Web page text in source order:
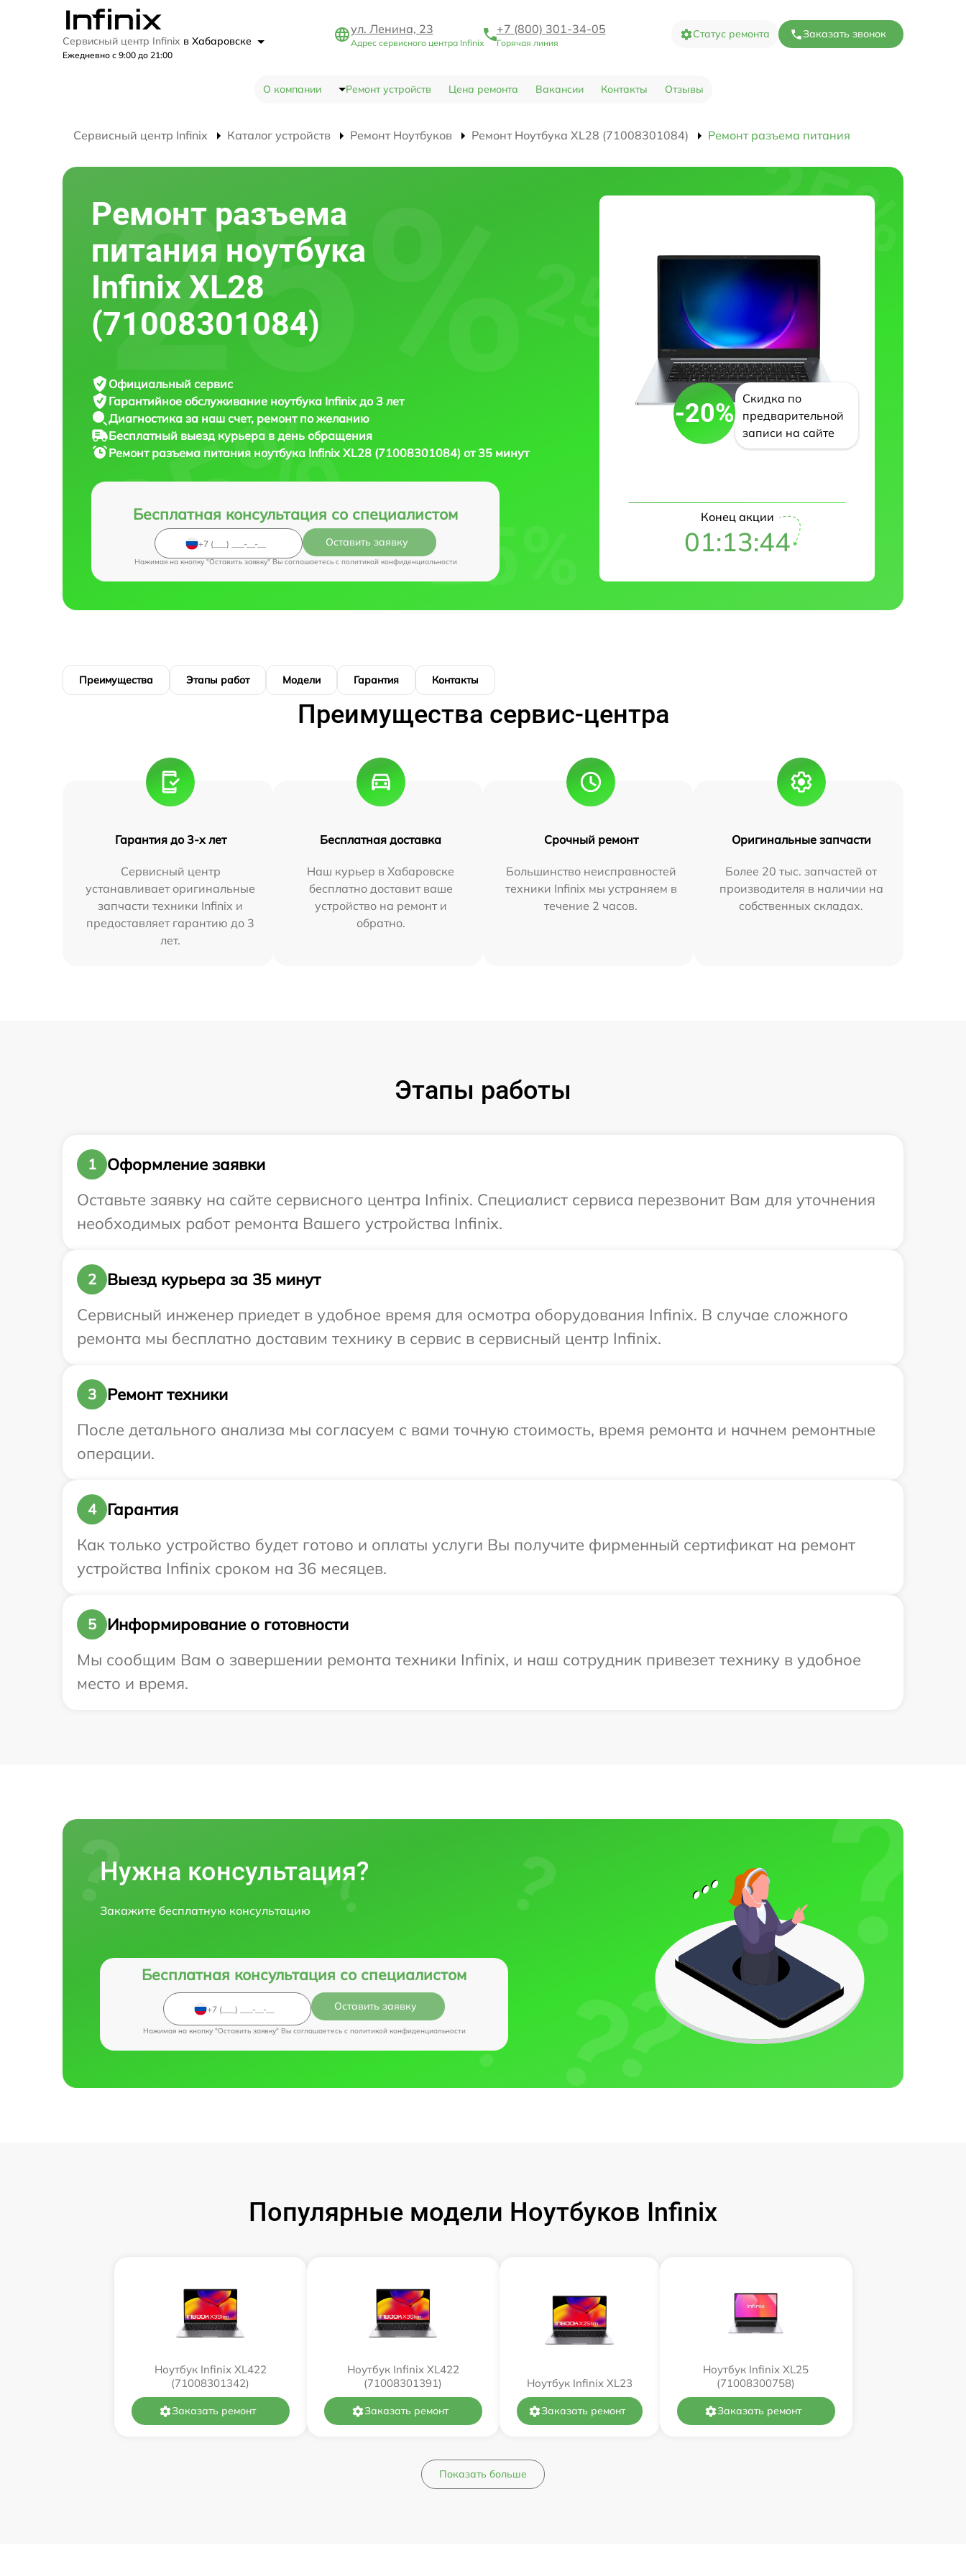
Сервисный центр Infinix в Хабаровске
Ежедневно с 9:00 до 21:00
ул. Ленина, 23
Адрес сервисного центра Infinix
+7 (800) 301-34-05
Горячая линия
Статус ремонта Заказать звонок
О компании Ремонт устройств Цена ремонта Вакансии Контакты Отзывы
Сервисный центр Infinix Каталог устройств Ремонт Ноутбуков Ремонт Ноутбука XL28 (71008301084) Ремонт разъема питания
Ремонт разъема
питания ноутбука
Infinix XL28
(71008301084)
Официальный сервис
Гарантийное обслуживание ноутбука Infinix до 3 лет
Диагностика за наш счет, ремонт по желанию
Бесплатный выезд курьера в день обращения
Ремонт разъема питания ноутбука Infinix XL28 (71008301084) от 35 минут
Бесплатная консультация со специалистом
Оставить заявку
Нажимая на кнопку "Оставить заявку" Вы соглашаетесь c политикой конфиденциальности
-20%
Скидка по
предварительной
записи на сайте
Конец акции
01:13:43
Преимущества Этапы работ Модели Гарантия Контакты
Преимущества сервис-центра
Гарантия до 3-х лет
Сервисный центр
устанавливает оригинальные
запчасти техники Infinix и
предоставляет гарантию до 3
лет.
Бесплатная доставка
Наш курьер в Хабаровске
бесплатно доставит ваше
устройство на ремонт и
обратно.
Срочный ремонт
Большинство неисправностей
техники Infinix мы устраняем в
течение 2 часов.
Оригинальные запчасти
Более 20 тыс. запчастей от
производителя в наличии на
собственных складах.
Этапы работы
1
Оформление заявки
Оставьте заявку на сайте сервисного центра Infinix. Специалист сервиса перезвонит Вам для уточнения
необходимых работ ремонта Вашего устройства Infinix.
2
Выезд курьера за 35 минут
Сервисный инженер приедет в удобное время для осмотра оборудования Infinix. В случае сложного
ремонта мы бесплатно доставим технику в сервис в сервисный центр Infinix.
3
Ремонт техники
После детального анализа мы согласуем с вами точную стоимость, время ремонта и начнем ремонтные
операции.
4
Гарантия
Как только устройство будет готово и оплаты услуги Вы получите фирменный сертификат на ремонт
устройства Infinix сроком на 36 месяцев.
5
Информирование о готовности
Мы сообщим Вам о завершении ремонта техники Infinix, и наш сотрудник привезет технику в удобное
место и время.
Нужна консультация?
Закажите бесплатную консультацию
Бесплатная консультация со специалистом
Оставить заявку
Нажимая на кнопку "Оставить заявку" Вы соглашаетесь c политикой конфиденциальности
Популярные модели Ноутбуков Infinix
Ноутбук Infinix XL422
(71008301342)
Заказать ремонт
Ноутбук Infinix XL422
(71008301391)
Заказать ремонт
Ноутбук Infinix XL23
Заказать ремонт
Ноутбук Infinix XL25
(71008300758)
Заказать ремонт
Показать больше